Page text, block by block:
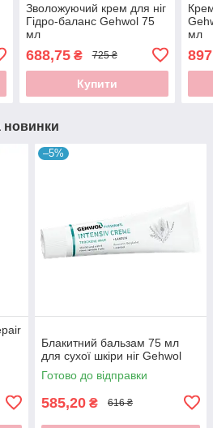
Зволожуючий крем для ніг
Гідро-баланс Gehwol 75
мл
688,75₴ 725 ₴
Купити
мл
новинки
–5%
Блакитний бальзам 75 мл
для сухої шкіри ніг Gehwol
Готово до відправки
585,20 ₴ 616 ₴